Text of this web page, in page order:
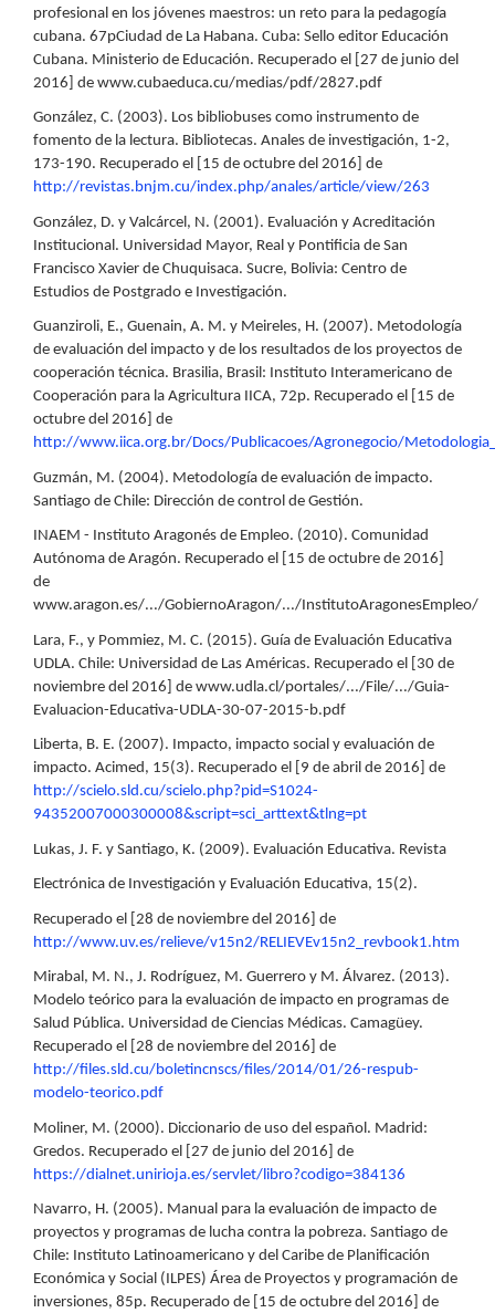
profesional en los jóvenes maestros: un reto para la pedagogía
cubana. 67pCiudad de La Habana. Cuba: Sello editor Educación
Cubana. Ministerio de Educación. Recuperado el [27 de junio del
2016] de www.cubaeduca.cu/medias/pdf/2827.pdf
González, C. (2003). Los bibliobuses como instrumento de
fomento de la lectura. Bibliotecas. Anales de investigación, 1-2,
173-190. Recuperado el [15 de octubre del 2016] de
http://revistas.bnjm.cu/index.php/anales/article/view/263
González, D. y Valcárcel, N. (2001). Evaluación y Acreditación
Institucional. Universidad Mayor, Real y Pontificia de San
Francisco Xavier de Chuquisaca. Sucre, Bolivia: Centro de
Estudios de Postgrado e Investigación.
Guanziroli, E., Guenain, A. M. y Meireles, H. (2007). Metodología
de evaluación del impacto y de los resultados de los proyectos de
cooperación técnica. Brasilia, Brasil: Instituto Interamericano de
Cooperación para la Agricultura IICA, 72p. Recuperado el [15 de
octubre del 2016] de
http://www.iica.org.br/Docs/Publicacoes/Agronegocio/
Guzmán, M. (2004). Metodología de evaluación de impacto.
Santiago de Chile: Dirección de control de Gestión.
INAEM - Instituto Aragonés de Empleo. (2010). Comunidad
Autónoma de Aragón. Recuperado el [15 de octubre de 2016]
de
www.aragon.es/.../GobiernoAragon/.../InstitutoAragonesEmpleo/
Lara, F., y Pommiez, M. C. (2015). Guía de Evaluación Educativa
UDLA. Chile: Universidad de Las Américas. Recuperado el [30 de
noviembre del 2016] de www.udla.cl/portales/.../File/.../Guia-
Evaluacion-Educativa-UDLA-30-07-2015-b.pdf
Liberta, B. E. (2007). Impacto, impacto social y evaluación de
impacto. Acimed, 15(3). Recuperado el [9 de abril de 2016] de
http://scielo.sld.cu/scielo.php?pid=S1024-
94352007000300008&script=sci_arttext&tlng=pt
Lukas, J. F. y Santiago, K. (2009). Evaluación Educativa. Revista
Electrónica de Investigación y Evaluación Educativa, 15(2).
Recuperado el [28 de noviembre del 2016] de
http://www.uv.es/relieve/v15n2/RELIEVEv15n2_revbook1.htm
Mirabal, M. N., J. Rodríguez, M. Guerrero y M. Álvarez. (2013).
Modelo teórico para la evaluación de impacto en programas de
Salud Pública. Universidad de Ciencias Médicas. Camagüey.
Recuperado el [28 de noviembre del 2016] de
http://files.sld.cu/boletincnscs/files/2014/01/26-respub-
modelo-teorico.pdf
Moliner, M. (2000). Diccionario de uso del español. Madrid:
Gredos. Recuperado el [27 de junio del 2016] de
https://dialnet.unirioja.es/servlet/libro?codigo=384136
Navarro, H. (2005). Manual para la evaluación de impacto de
proyectos y programas de lucha contra la pobreza. Santiago de
Chile: Instituto Latinoamericano y del Caribe de Planificación
Económica y Social (ILPES) Área de Proyectos y programación de
inversiones, 85p. Recuperado de [15 de octubre del 2016] de